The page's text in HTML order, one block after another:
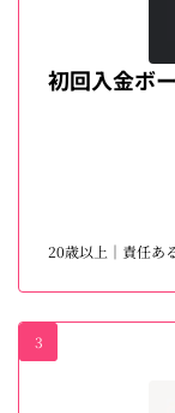
初回入金ボ
20歳以上｜責任あ
3